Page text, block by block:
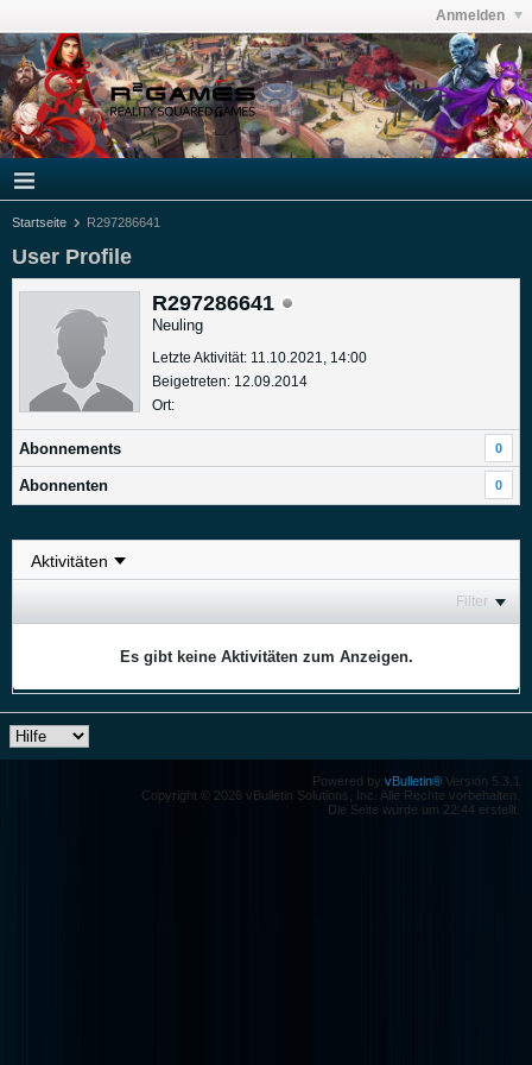
Anmelden
Startseite R297286641
User Profile
R297286641
Neuling
Letzte Aktivität: 11.10.2021, 14:00
Beigetreten: 12.09.2014
Ort:
Abonnements 0
Abonnenten 0
Filter
Es gibt keine Aktivitäten zum Anzeigen.
Powered by vBulletin® Version 5.3.1
Copyright © 2026 vBulletin Solutions, Inc. Alle Rechte vorbehalten.
Die Seite wurde um 22:44 erstellt.